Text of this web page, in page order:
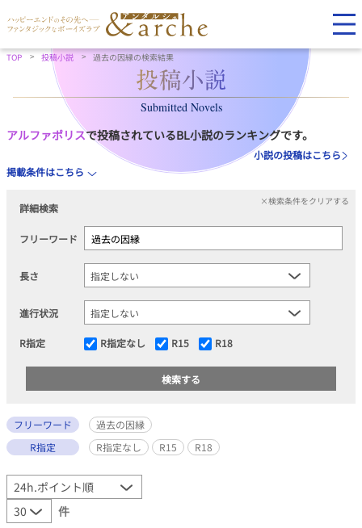
TOP 投稿小説 過去の因縁の検索結果
Submitted Novels
アルファポリスで投稿されているBL小説のランキングです。
小説の投稿はこちら
掲載条件はこちら
詳細検索
×検索条件をクリアする
フリーワード
長さ
進行状況
R指定 R指定なし R15 R18
フリーワード
過去の因縁
R指定
R指定なし R15 R18
件